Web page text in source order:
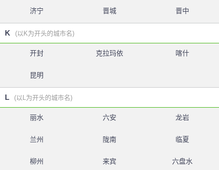
济宁 晋城 晋中
K (以K为开头的城市名)
开封 克拉玛依 喀什
昆明
L (以L为开头的城市名)
丽水 六安 龙岩
兰州 陇南 临夏
柳州 来宾 六盘水